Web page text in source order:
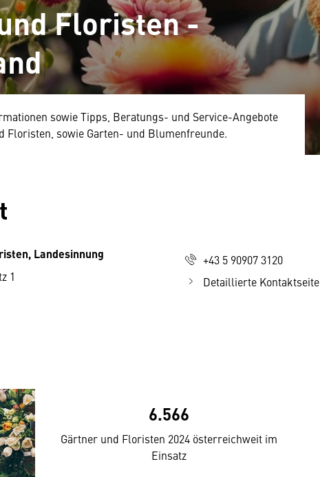
Floristen -
sowie Tipps, Beratungs- und Service-Angebote
sowie Garten- und Blumenfreunde.
Landesinnung
1
+43 5 90907 3120
Detaillierte Kontaktseite
6.566
Gärtner und Floristen 2024 österreichweit im
Einsatz